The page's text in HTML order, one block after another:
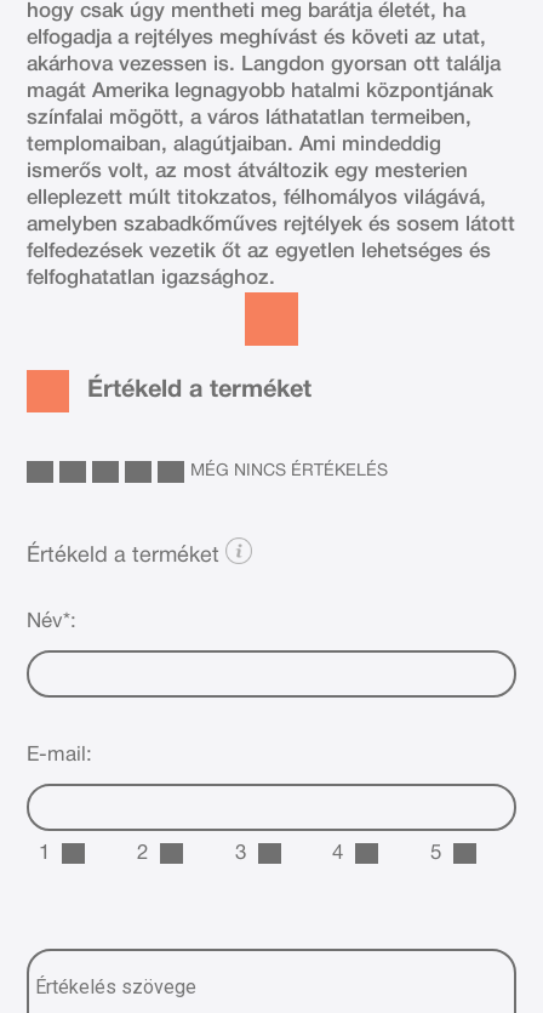
hogy csak úgy mentheti meg barátja életét, ha
elfogadja a rejtélyes meghívást és követi az utat,
akárhova vezessen is. Langdon gyorsan ott találja
magát Amerika legnagyobb hatalmi központjának
színfalai mögött, a város láthatatlan termeiben,
templomaiban, alagútjaiban. Ami mindeddig
ismerős volt, az most átváltozik egy mesterien
elleplezett múlt titokzatos, félhomályos világává,
amelyben szabadkőműves rejtélyek és sosem látott
felfedezések vezetik őt az egyetlen lehetséges és
felfoghatatlan igazsághoz.
Értékeld a terméket
MÉG NINCS ÉRTÉKELÉS
Értékeld a terméket
Név*:
E-mail:
1 2 3 4 5